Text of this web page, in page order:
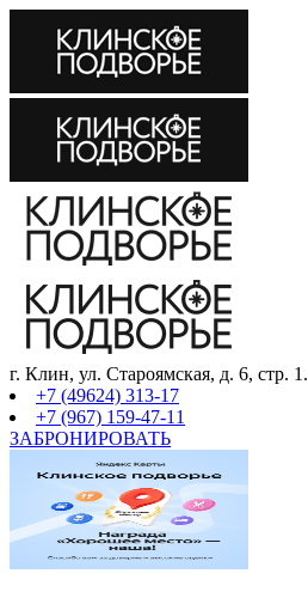
г. Клин, ул. Староямская, д. 6, стр. 1.
+7 (49624) 313-17
+7 (967) 159-47-11
ЗАБРОНИРОВАТЬ